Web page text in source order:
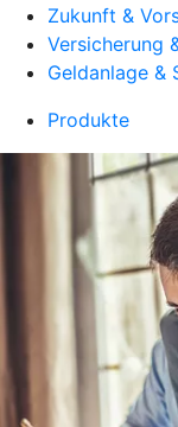
Zukunft &
Versicherung
Geldanlage &
Produkte